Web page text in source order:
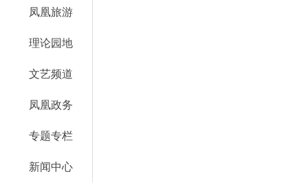
凤凰旅游
理论园地
文艺频道
凤凰政务
专题专栏
新闻中心